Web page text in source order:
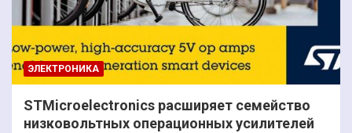
ЭЛЕКТРОНИКА
STMicroelectronics расширяет семейство
низковольтных операционных усилителей